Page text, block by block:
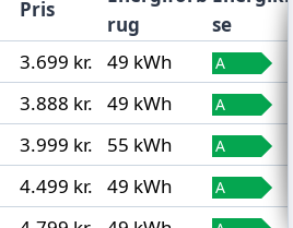
Pris
rug
se
3.699 kr.
49 kWh
3.888 kr.
49 kWh
3.999 kr.
55 kWh
4.499 kr.
49 kWh